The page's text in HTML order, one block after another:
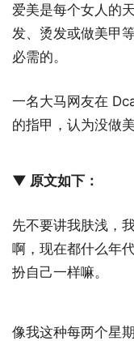
爱美是每个女人的
发、烫发或做美甲
必需的。
一名大马网友在
的指甲，认为没做
▼ 原文如下：
先不要讲我肤浅，
啊，现在都什么年
扮自己一样嘛。
像我这种每两个星